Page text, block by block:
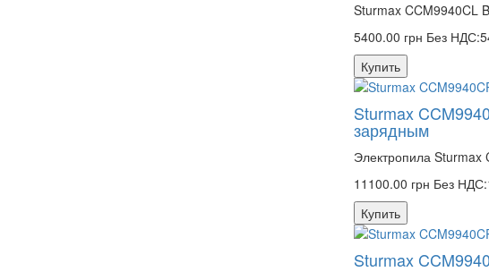
Sturmax CCM9940CL
5400.00 грн Без
Купить
Sturmax
зарядным
Электропила
11100.00 грн Без
Купить
Sturmax